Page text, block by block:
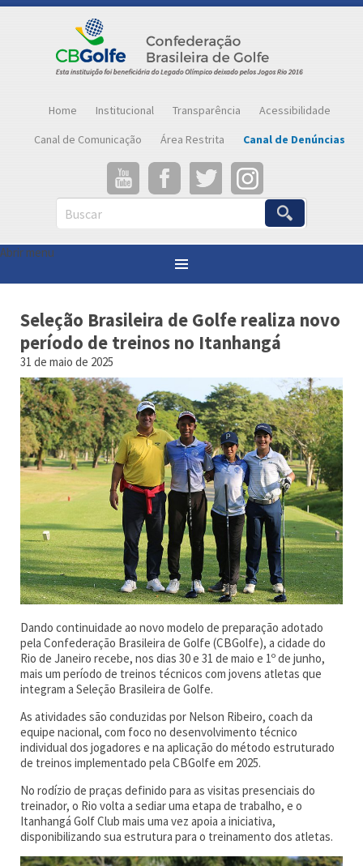
Home Institucional Transparência
Acessibilidade
Canal de Comunicação
Área Restrita Canal de Denúncias
Buscar
Abrir menu
Você está aqui: Notícias
Seleção Brasileira de Golfe realiza novo período de treinos no Itanhangá
Seleção Brasileira de Golfe realiza novo
período de treinos no Itanhangá
31 de maio de 2025
Dando continuidade ao novo modelo de preparação adotado
pela Confederação Brasileira de Golfe (CBGolfe), a cidade do
Rio de Janeiro recebe, nos dias 30 e 31 de maio e 1º de junho,
mais um período de treinos técnicos com jovens atletas que
integram a Seleção Brasileira de Golfe.
As atividades são conduzidas por Nelson Ribeiro, coach da
equipe nacional, com foco no desenvolvimento técnico
individual dos jogadores e na aplicação do método estruturado
de treinos implementado pela CBGolfe em 2025.
No rodízio de praças definido para as visitas presenciais do
treinador, o Rio volta a sediar uma etapa de trabalho, e o
Itanhangá Golf Club mais uma vez apoia a iniciativa,
disponibilizando sua estrutura para o treinamento dos atletas.